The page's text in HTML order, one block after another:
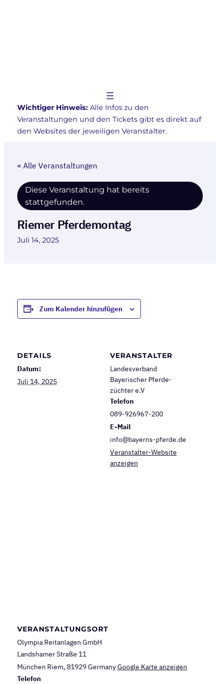
Wichtiger Hinweis:Alle Infos zu den
Veranstaltungen und den Tickets gibt es direkt auf
den Websites der jeweiligen Veranstalter.
« Alle Veranstaltungen
Diese Veranstaltung hat bereits
stattgefunden.
Riemer Pferdemontag
Juli 14, 2025
Zum Kalender hinzufügen
DETAILS
Datum:
Juli 14, 2025
VERANSTALTER
Landes­verband
Bayerischer Pferde­
züchter e.V
Telefon
089-926967-200
E-Mail
info@bayerns-pferde.de
Veranstalter-Website
anzeigen
VERANSTALTUNGSORT
Olympia Reitanlagen GmbH
Landshamer Straße 11
München Riem, 81929GermanyGoogle Karte anzeigen
Telefon